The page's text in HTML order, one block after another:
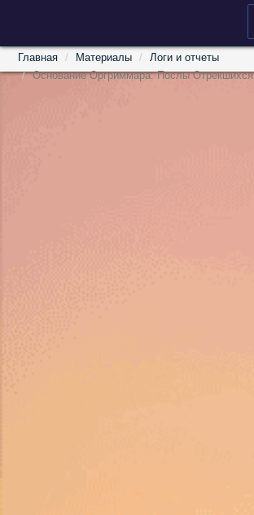
Главная Материалы
Логи и отчеты
Основание Оргриммара: Послы Отрекшихся